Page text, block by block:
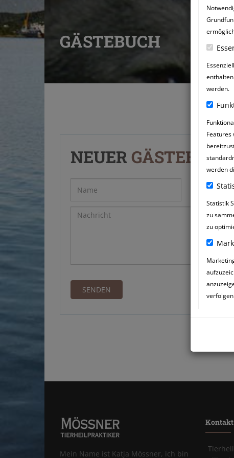
werden.
Features
werden
Statistik
zu
zu
verfolgen.
GÄSTEBUCH
NEUER
Mein Name ist Katja Mössner, ich bin
Kontakt